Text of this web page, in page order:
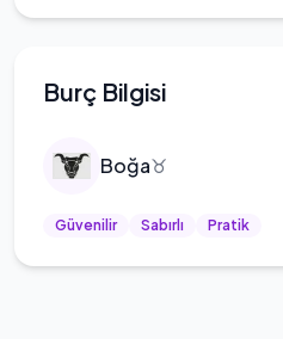
Burç Bilgisi
Boğa♉
Güvenilir Sabırlı Pratik